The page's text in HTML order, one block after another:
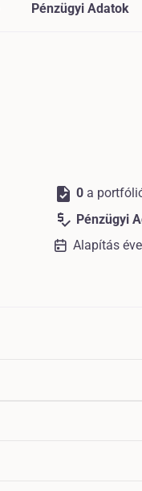
Pénzügyi Adatok
task 0 a
price_check Pénzügyi
Alapítás éve